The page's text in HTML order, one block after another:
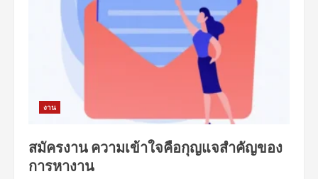
งาน
สมัครงาน ความเข้าใจคือกุญแจสำคัญของ
การหางาน